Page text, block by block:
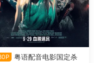
粤语配音电影国定杀